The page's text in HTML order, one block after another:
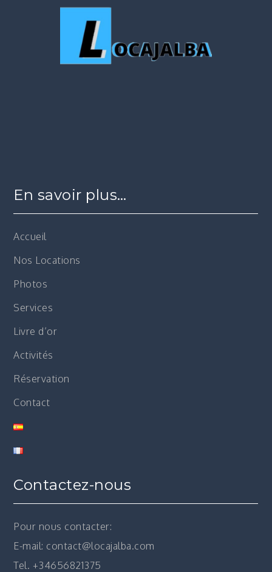
En savoir plus…
Accueil
Nos Locations
Photos
Services
Livre d’or
Activités
Réservation
Contact
Contactez-nous
Pour nous contacter:
E-mail: contact@locajalba.com
Tel. +34656821375